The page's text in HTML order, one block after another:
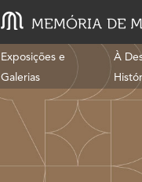
Exposições e
Galerias
À